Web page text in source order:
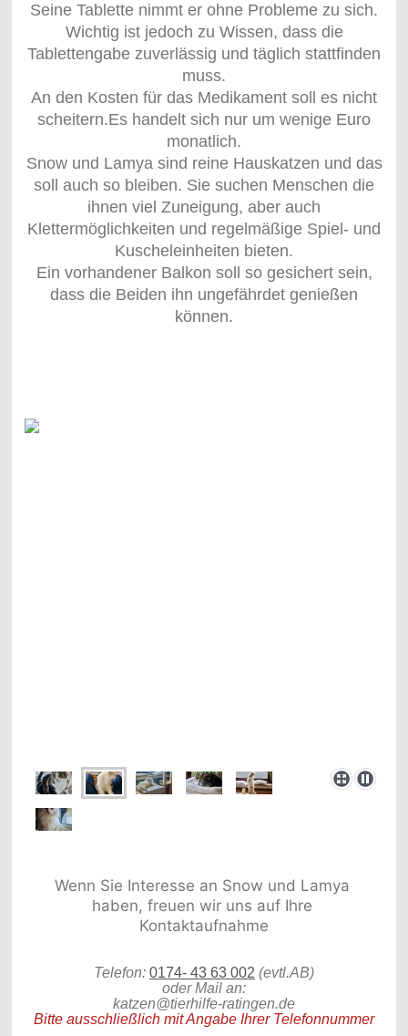
Seine Tablette nimmt er ohne Probleme zu sich.
Wichtig ist jedoch zu Wissen, dass die
Tablettengabe zuverlässig und täglich stattfinden
muss.
An den Kosten für das Medikament soll es nicht
scheitern.Es handelt sich nur um wenige Euro
monatlich.
Snow und Lamya sind reine Hauskatzen und das
soll auch so bleiben. Sie suchen Menschen die
ihnen viel Zuneigung, aber auch
Klettermöglichkeiten und regelmäßige Spiel- und
Kuscheleinheiten bieten.
Ein vorhandener Balkon soll so gesichert sein,
dass die Beiden ihn ungefährdet genießen
können.
Wenn Sie Interesse an Snow und Lamya
haben, freuen wir uns auf Ihre
Telefon: 0174- 43 63 002 (evtl.AB)
oder Mail an:
katzen@tierhilfe-ratingen.de
Bitte ausschließlich mit Angabe Ihrer Telefonnummer